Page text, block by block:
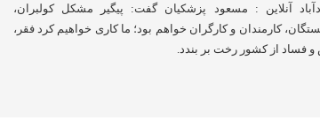
آنلاین : مسعود پزشکیان گفت: پیگیر مشکل کولبران،
کارمندان و کارگران خواهم بود؛ ما کاری خواهیم کرد فقر،
و فساد از کشور رخت بر بندد.